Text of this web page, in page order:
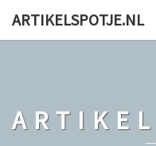
ARTIKELSPOTJE.NL